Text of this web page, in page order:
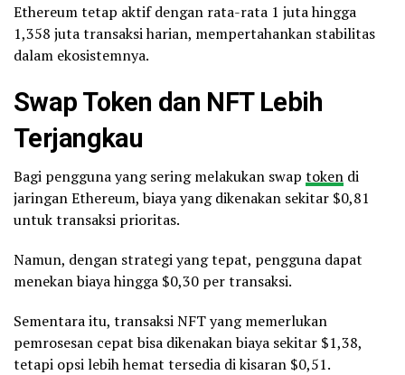
Ethereum tetap aktif dengan rata-rata 1 juta hingga
1,358 juta transaksi harian, mempertahankan stabilitas
dalam ekosistemnya.
Swap Token dan NFT Lebih
Terjangkau
Bagi pengguna yang sering melakukan swap token di
jaringan Ethereum, biaya yang dikenakan sekitar $0,81
untuk transaksi prioritas.
Namun, dengan strategi yang tepat, pengguna dapat
menekan biaya hingga $0,30 per transaksi.
Sementara itu, transaksi NFT yang memerlukan
pemrosesan cepat bisa dikenakan biaya sekitar $1,38,
tetapi opsi lebih hemat tersedia di kisaran $0,51.